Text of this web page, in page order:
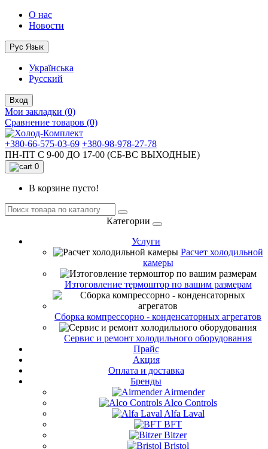
О нас
Новости
Рус Язык
Українська
Русский
Вход
Мои закладки (0)
Сравнение товаров (0)
+380-66-575-03-69 +380-98-978-27-78
ПН-ПТ С 9-00 ДО 17-00 (СБ-ВС ВЫХОДНЫЕ)
0
В корзине пусто!
Категории
Услуги
Расчет холодильной
камеры
Изтоговление термоштор по вашим размерам
Сборка компрессорно - конденсаторных агрегатов
Сервис и ремонт холодильного оборудования
Прайс
Акция
Оплата и доставка
Бренды
Airmender
Alco Controls
Alfa Laval
BFT
Bitzer
Bristol